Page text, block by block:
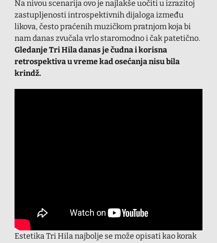
Na nivou scenarija ovo je najlakše uočiti u izrazitoj
zastupljenosti introspektivnih dijaloga između
likova, često praćenih muzičkom pratnjom koja bi
nam danas zvučala vrlo staromodno i čak patetično.
Gledanje Tri Hila danas je čudna i korisna
retrospektiva u vreme kad osećanja nisu bila
krindž.
Estetika Tri Hila najbolje se može opisati kao korak